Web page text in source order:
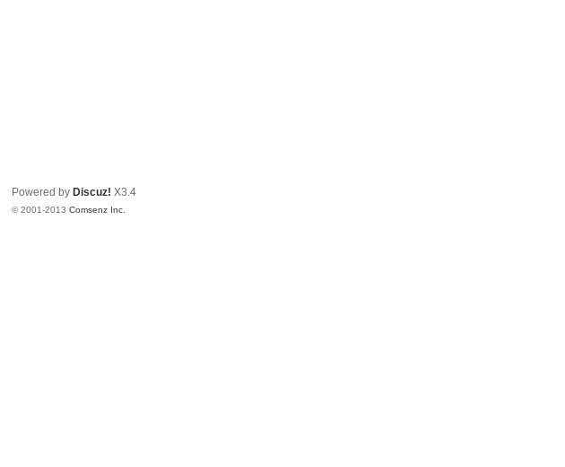
Powered by Discuz! X3.4
© 2001-2013Comsenz Inc.